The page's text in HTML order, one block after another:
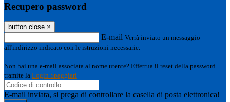
Recupero password
button close ×
E-mail Verrà inviato un messaggio
all'indirizzo indicato con le istruzioni necessarie.
Non hai una e-mail associata al nome utente? Effettua il reset della password
tramite la Login Spaggiari
E-mail inviata, si prega di controllare la casella di posta elettronica!